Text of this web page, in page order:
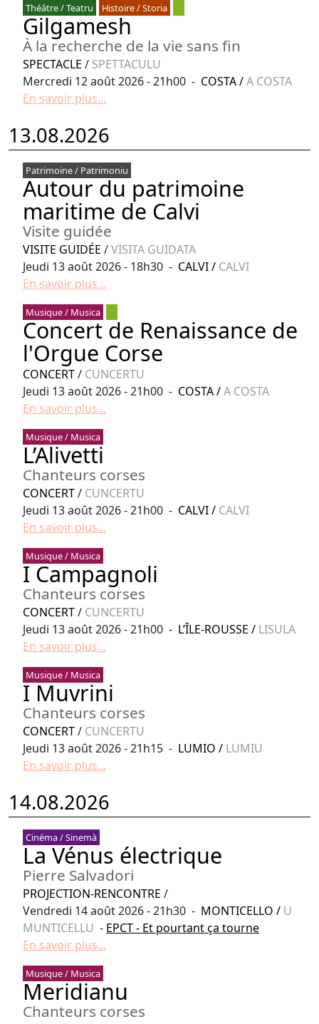
Théâtre / Teatru Histoire / Storia
Gilgamesh
À la recherche de la vie sans fin
SPECTACLE / SPETTACULU
Mercredi 12 août 2026 - 21h00 - COSTA/A COSTA
En savoir plus...
13.08.2026
Patrimoine / Patrimoniu
Autour du patrimoine
maritime de Calvi
Visite guidée
VISITE GUIDÉE /VISITA GUIDATA
Jeudi 13 août 2026 - 18h30 - CALVI/ CALVI
En savoir plus...
Musique / Musica
Concert de Renaissance de
l'Orgue Corse
CONCERT/ CUNCERTU
Jeudi 13 août 2026 - 21h00 - COSTA/A COSTA
En savoir plus...
Musique / Musica
L’Alivetti
Chanteurs corses
CONCERT/ CUNCERTU
Jeudi 13 août 2026 - 21h00 - CALVI/ CALVI
En savoir plus...
Musique / Musica
I Campagnoli
Chanteurs corses
CONCERT/ CUNCERTU
Jeudi 13 août 2026 - 21h00 - L’ÎLE-ROUSSE / LISULA
En savoir plus...
Musique / Musica
I Muvrini
Chanteurs corses
CONCERT/ CUNCERTU
Jeudi 13 août 2026 - 21h15 - LUMIO / LUMIU
En savoir plus...
14.08.2026
Cinéma / Sinemà
La Vénus électrique
Pierre Salvadori
PROJECTION-RENCONTRE /
Vendredi 14 août 2026 - 21h30 - MONTICELLO / U
MUNTICELLU - EPCT - Et pourtant ça tourne
En savoir plus...
Musique / Musica
Meridianu
Chanteurs corses